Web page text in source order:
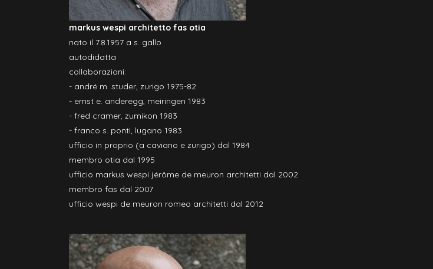
markus wespi architetto fas otia
nato il 7.8.1957 a s. gallo
autodidatta
collaborazioni:
- andré m. studer, zurigo 1975-82
- ernst e. anderegg, meiringen 1983
- fred cramer, zumikon 1983
- franco s. ponti, lugano 1983
ufficio in proprio (a caviano e zurigo) dal 1984
membro otia dal 1995
ufficio markus wespi jérôme de meuron architetti dal 2002
membro fas dal 2007
ufficio wespi de meuron romeo architetti dal 2012